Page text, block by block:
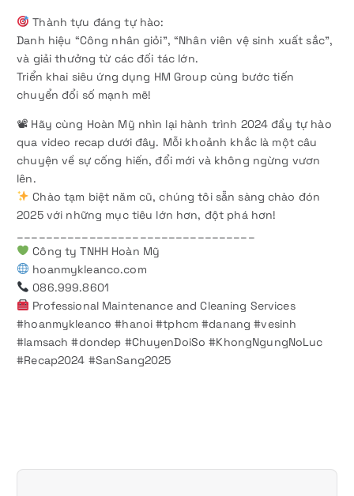
Thành tựu đáng tự hào:
Danh hiệu “Công nhân giỏi”, “Nhân viên vệ sinh xuất sắc”,
và giải thưởng từ các đối tác lớn.
Triển khai siêu ứng dụng HM Group cùng bước tiến
chuyển đổi số mạnh mẽ!
📽 Hãy cùng Hoàn Mỹ nhìn lại hành trình 2024 đầy tự hào
qua video recap dưới đây. Mỗi khoảnh khắc là một câu
chuyện về sự cống hiến, đổi mới và không ngừng vươn
lên.
Chào tạm biệt năm cũ, chúng tôi sẵn sàng chào đón
2025 với những mục tiêu lớn hơn, đột phá hơn!
Công ty TNHH Hoàn Mỹ
hoanmykleanco.com
086.999.8601
Professional Maintenance and Cleaning Services
#hoanmykleanco #hanoi #tphcm #danang #vesinh
#lamsach #dondep #ChuyenDoiSo #KhongNgungNoLuc
#Recap2024 #SanSang2025